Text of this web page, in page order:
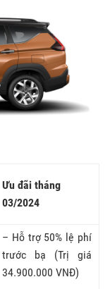
Ưu đãi tháng
03/2024
– Hỗ trợ 50% lệ phí
trước bạ (Trị giá
34.900.000 VNĐ)